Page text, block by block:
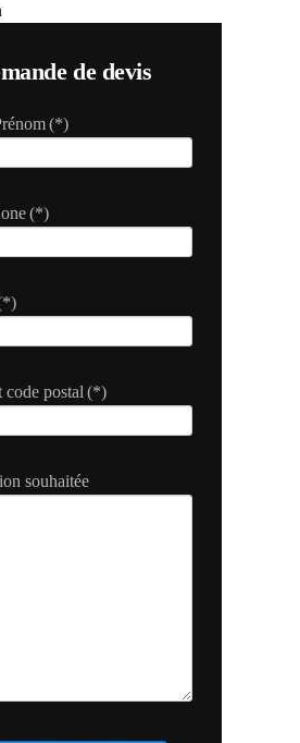
de devis
(*)
(*)
postal (*)
souhaitée